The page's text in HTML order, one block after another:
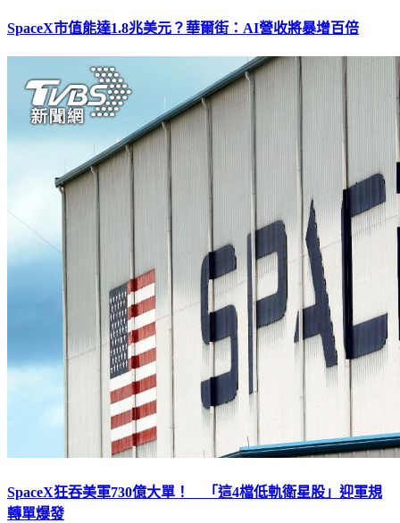
SpaceX市值能達1.8兆美元？華爾街：AI營收將暴增百倍
SpaceX狂吞美軍730億大單！ 「這4檔低軌衛星股」迎軍規
轉單爆發